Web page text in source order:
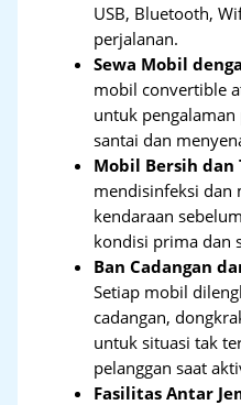
USB, Bluetooth,
perjalanan.
Sewa Mobil
mobil convertible
untuk
santai dan
Mobil Bersih dan
mendisinfeksi dan
kendaraan
kondisi prima dan
Ban Cadangan
Setiap mobil
cadangan,
untuk situasi tak
pelanggan saat
Fasilitas Antar